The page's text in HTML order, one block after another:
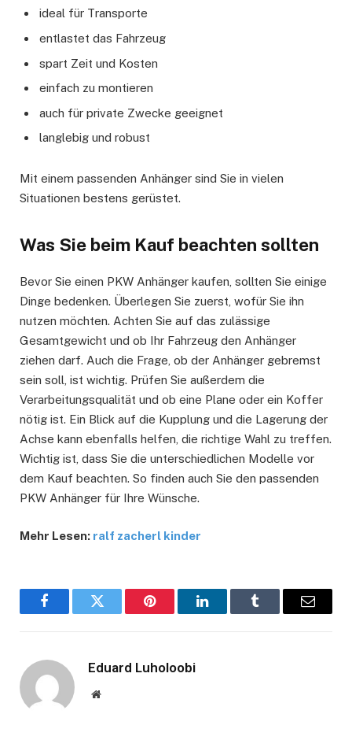
ideal für Transporte
entlastet das Fahrzeug
spart Zeit und Kosten
einfach zu montieren
auch für private Zwecke geeignet
langlebig und robust
Mit einem passenden Anhänger sind Sie in vielen
Situationen bestens gerüstet.
Was Sie beim Kauf beachten sollten
Bevor Sie einen PKW Anhänger kaufen, sollten Sie einige
Dinge bedenken. Überlegen Sie zuerst, wofür Sie ihn
nutzen möchten. Achten Sie auf das zulässige
Gesamtgewicht und ob Ihr Fahrzeug den Anhänger
ziehen darf. Auch die Frage, ob der Anhänger gebremst
sein soll, ist wichtig. Prüfen Sie außerdem die
Verarbeitungsqualität und ob eine Plane oder ein Koffer
nötig ist. Ein Blick auf die Kupplung und die Lagerung der
Achse kann ebenfalls helfen, die richtige Wahl zu treffen.
Wichtig ist, dass Sie die unterschiedlichen Modelle vor
dem Kauf beachten. So finden auch Sie den passenden
PKW Anhänger für Ihre Wünsche.
Mehr Lesen: ralf zacherl kinder
FacebookTwitter Pinterest LinkedInTumblr Email
Eduard Luholoobi
Website